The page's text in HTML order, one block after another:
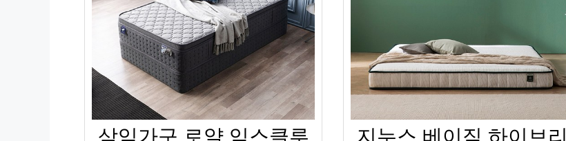
삼익가구 로얄 익스클루 지누스 베이직 하이브리